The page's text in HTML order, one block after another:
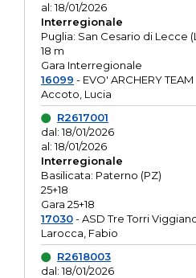
al: 18/01/2026
Interregionale
Puglia: San Cesario di Lecce
18 m
Gara Interregionale
16099 - EVO' ARCHERY TEAM
Accoto, Lucia
R2617001
dal: 18/01/2026
al: 18/01/2026
Interregionale
Basilicata: Paterno (PZ)
25+18
Gara 25+18
17030- ASD Tre Torri
Larocca, Fabio
R2618003
dal: 18/01/2026